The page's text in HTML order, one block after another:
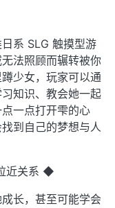
系 SLG 触摸型游
法照顾而辗转被你
少女，玩家可以通
知识、教会她一起
一点打开雫的心
到自己的梦想与人
近关系 ◆
长，甚至可能学会